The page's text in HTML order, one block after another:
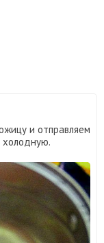
и отправляем
холодную.